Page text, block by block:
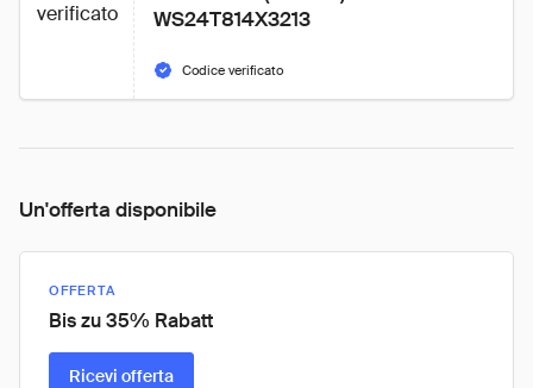
verificato
WS24T814X3213
Codice verificato
Un'offerta disponibile
OFFERTA
Bis zu 35% Rabatt
Ricevi offerta